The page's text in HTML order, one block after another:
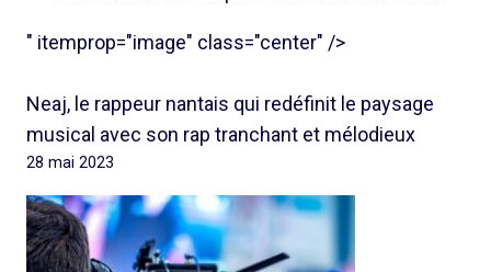
" itemprop="image" class="center" />
Neaj, le rappeur nantais qui redéfinit le paysage
musical avec son rap tranchant et mélodieux
28 mai 2023